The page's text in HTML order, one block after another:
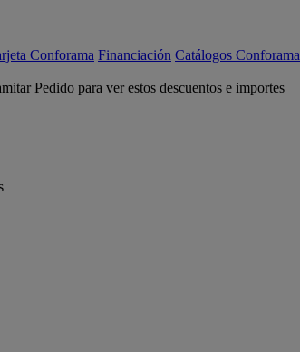
Conforama Financiación Catálogos Conforama
Pedido para ver estos descuentos e importes